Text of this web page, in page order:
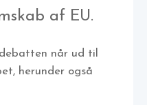
af EU.
når ud til
herunder også